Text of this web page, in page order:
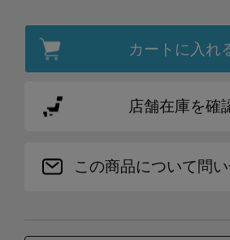
カートに入れ
店舗在庫を確
この商品について問